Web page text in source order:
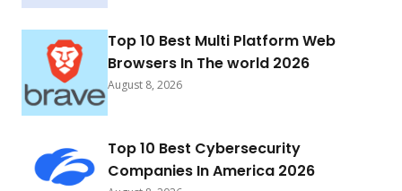
Top 10 Best Multi Platform Web
Browsers In The world 2026
August 8, 2026
Top 10 Best Cybersecurity
Companies In America 2026